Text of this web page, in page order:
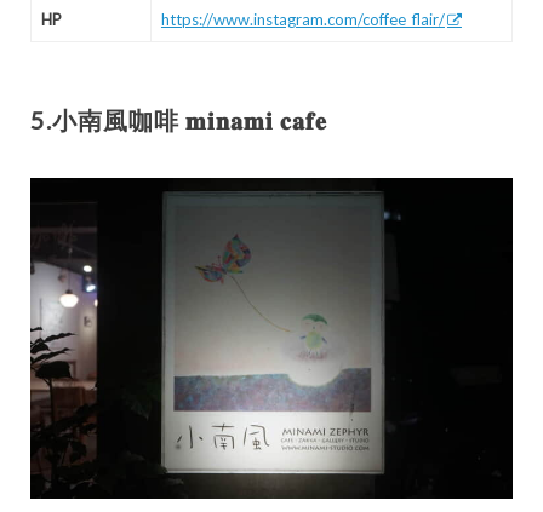
HP https://www.instagram.com/coffee_flair/
5.小南風咖啡 𝐦𝐢𝐧𝐚𝐦𝐢 𝐜𝐚𝐟𝐞